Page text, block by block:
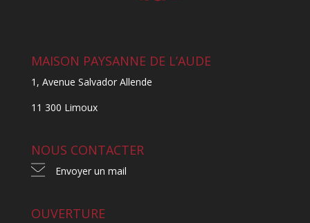
MAISON PAYSANNE DE L’AUDE
1, Avenue Salvador Allende
11 300 Limoux
NOUS CONTACTER
Envoyer un mail
OUVERTURE